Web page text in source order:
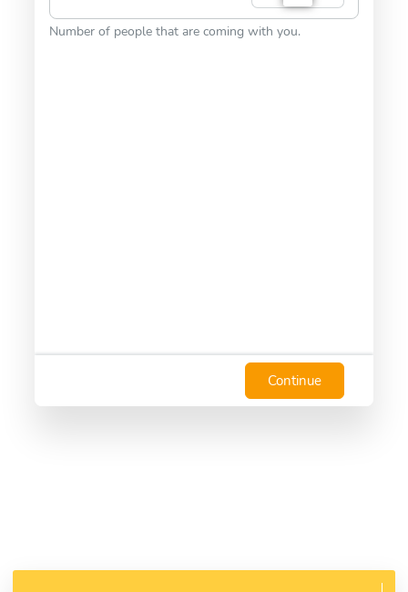
Number of people that are coming with you.
Continue